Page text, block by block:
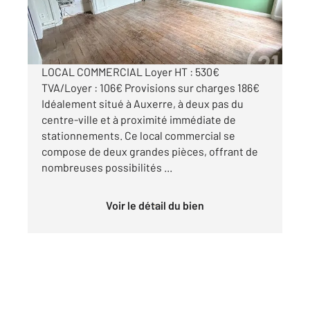
822 €
par mois charges comprises
LOCAL COMMERCIAL Loyer HT : 530€
TVA/Loyer : 106€ Provisions sur charges 186€
Idéalement situé à Auxerre, à deux pas du
centre-ville et à proximité immédiate de
stationnements. Ce local commercial se
compose de deux grandes pièces, offrant de
nombreuses possibilités ...
Voir le détail du bien